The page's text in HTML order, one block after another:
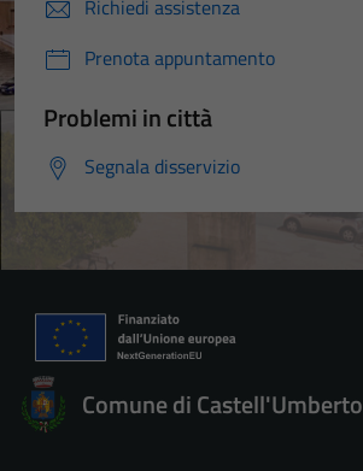
Richiedi assistenza
Prenota appuntamento
Problemi in città
Segnala disservizio
Comune di Castell'Umberto